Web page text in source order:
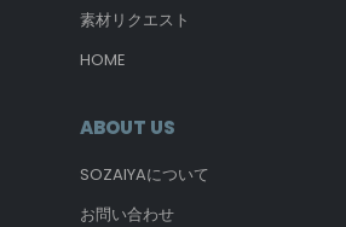
素材リクエスト
HOME
ABOUT US
SOZAIYAについて
お問い合わせ